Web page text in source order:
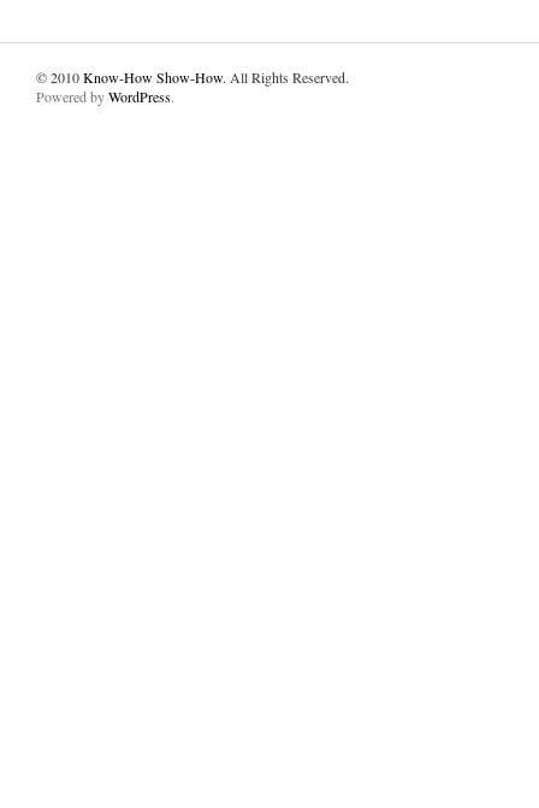
© 2010Know-How Show-How. All Rights Reserved.
Powered byWordPress.